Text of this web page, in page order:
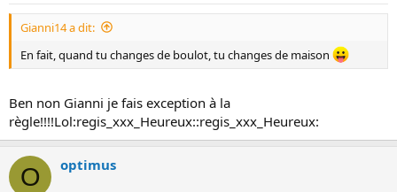
Gianni14 a dit:
En fait, quand tu changes de boulot, tu changes de maison
Ben non Gianni je fais exception à la
règle!!!!Lol:regis_xxx_Heureux::regis_xxx_Heureux:
O optimus